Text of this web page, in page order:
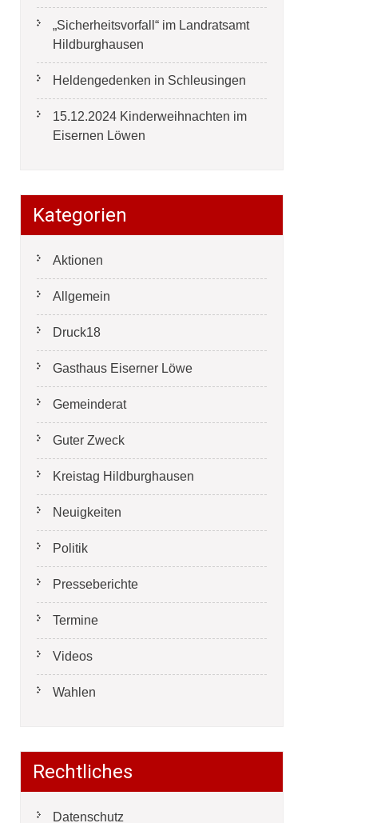
„Sicherheitsvorfall“ im Landratsamt
Hildburghausen
Heldengedenken in Schleusingen
15.12.2024 Kinderweihnachten im
Eisernen Löwen
Kategorien
Aktionen
Allgemein
Druck18
Gasthaus Eiserner Löwe
Gemeinderat
Guter Zweck
Kreistag Hildburghausen
Neuigkeiten
Politik
Presseberichte
Termine
Videos
Wahlen
Rechtliches
Datenschutz